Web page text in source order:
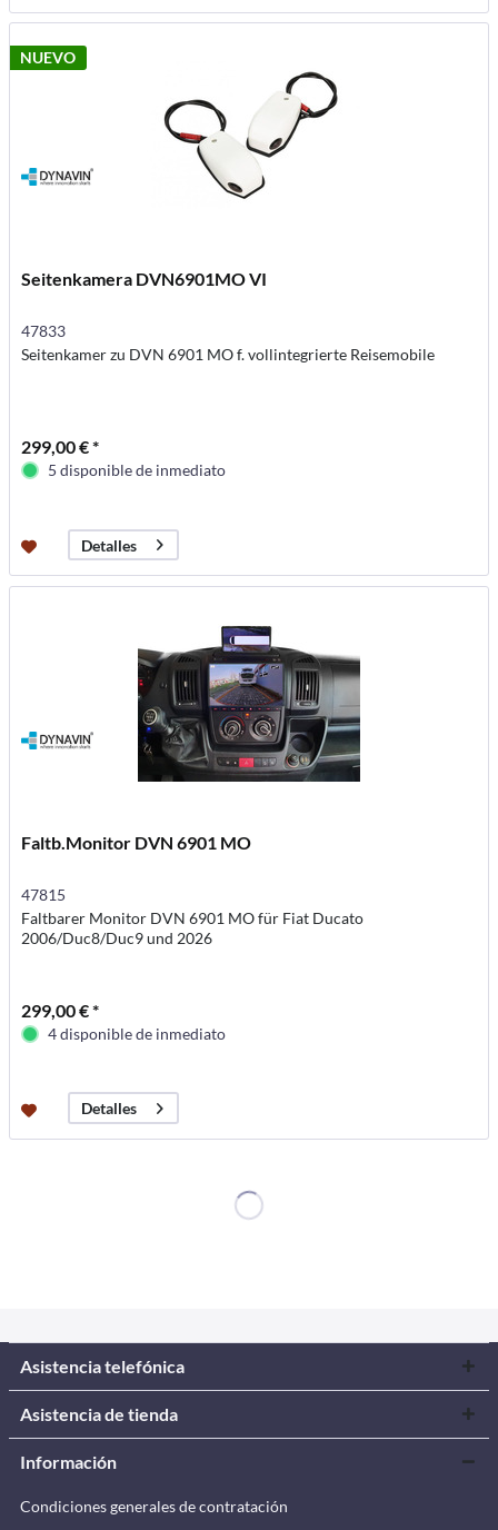
NUEVO
Seitenkamera DVN6901MO VI
47833
Seitenkamer zu DVN 6901 MO f. vollintegrierte Reisemobile
299,00 € *
5 disponible de inmediato
Detalles
Faltb.Monitor DVN 6901 MO
47815
Faltbarer Monitor DVN 6901 MO für Fiat Ducato
2006/Duc8/Duc9 und 2026
299,00 € *
4 disponible de inmediato
Detalles
Asistencia telefónica
Asistencia de tienda
Información
Condiciones generales de contratación